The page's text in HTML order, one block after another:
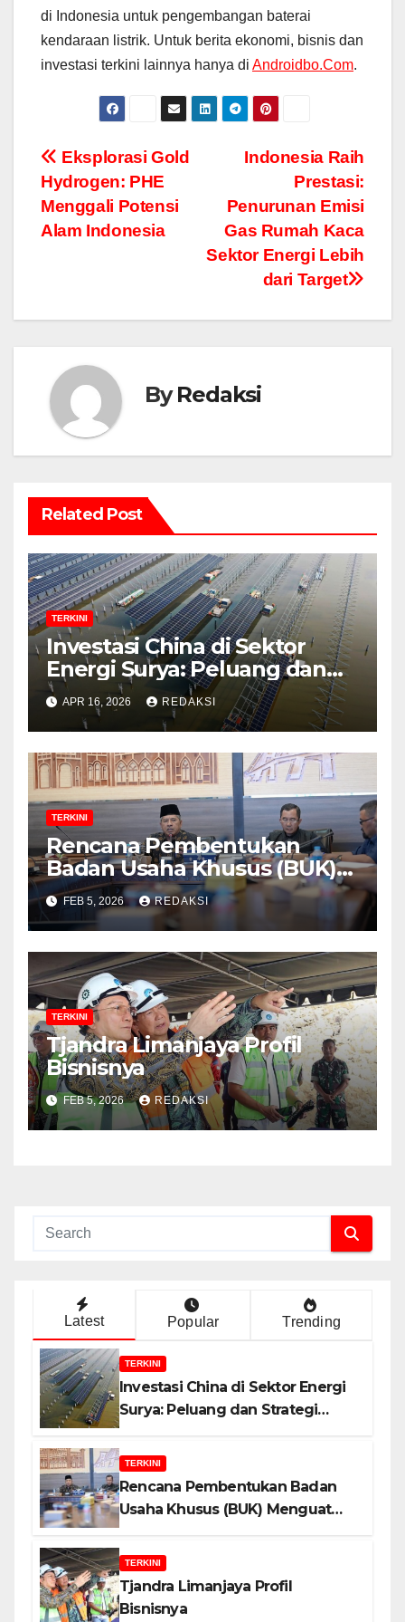
di Indonesia untuk pengembangan baterai
kendaraan listrik. Untuk berita ekonomi, bisnis dan
investasi terkini lainnya hanya di Androidbo.Com.
Navigasi
pos
Indonesia Raih
Prestasi:
Penurunan Emisi
Gas Rumah Kaca
Sektor Energi Lebih
dari Target
Eksplorasi Gold
Hydrogen: PHE
Menggali Potensi
Alam Indonesia
ByRedaksi
Related Post
TERKINI
Investasi China di Sektor
Energi Surya: Peluang dan
Strategi Indonesia?
APR 16, 2026 REDAKSI
TERKINI
Rencana Pembentukan
Badan Usaha Khusus (BUK)
Menguat dalam Revisi RUU
Migas, Ini Alasannya!
FEB 5, 2026 REDAKSI
TERKINI
Tjandra Limanjaya Profil
Bisnisnya
FEB 5, 2026 REDAKSI
Latest Popular Trending
TERKINI
Investasi China di Sektor Energi
Surya: Peluang dan Strategi
TERKINI
Rencana Pembentukan Badan
Usaha Khusus (BUK) Menguat
Alasannya!
TERKINI
Tjandra Limanjaya Profil
Bisnisnya